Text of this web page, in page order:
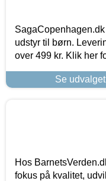
udstyr til børn.
over 499 kr. Klik her
Se
Hos
fokus på kvalitet,